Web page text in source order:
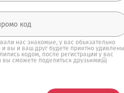
нас знакомые, у вас обьязательно
и вы и ваш друг будете приятно удивлены
кодом, после регистрации у вас
вы сможете поделиться друзьями🤗